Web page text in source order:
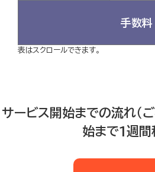
手数料
表はスクロールできます。
サービス開始までの流れ（
始まで1週間